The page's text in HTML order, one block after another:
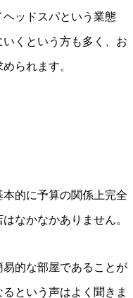
ッドスパという業態
くという方も多く、お
られます。
的に予算の関係上完全
なかなかありません。
的な部屋であることが
という声はよく聞きま